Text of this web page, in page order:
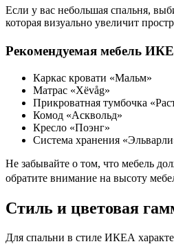
Если у вас небольшая спальня,
которая визуально увеличит
Рекомендуемая мебель
Каркас кровати «Мальм»
Матрас «Хёvåg»
Прикроватная тумбочка
Комод «Асквольд»
Кресло «Поэнг»
Система хранения
Не забывайте о том, что мебель
обратите внимание на высоту
Стиль и цветовая
Для спальни в стиле ИКЕА